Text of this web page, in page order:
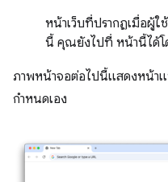
หน้าเว็บที่ปรากฏเมื่อผู้
นี้ คุณยังไปที่ หน้านี้ได้โ
ภาพหน้าจอต่อไปนี้แสดงหน้า
กำหนดเอง